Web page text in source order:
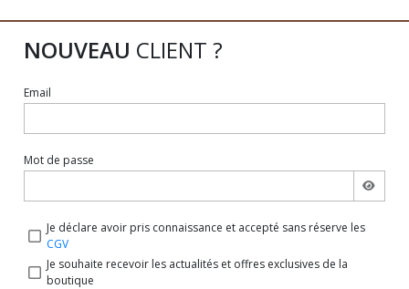
NOUVEAU CLIENT ?
Email
Mot de passe
Je déclare avoir pris connaissance et accepté sans réserve les
CGV
Je souhaite recevoir les actualités et offres exclusives de la
boutique